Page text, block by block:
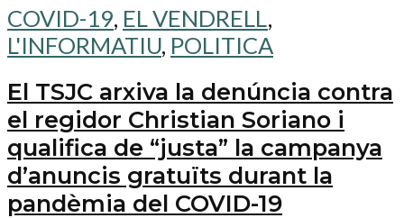
COVID-19, EL VENDRELL ,
L'INFORMATIU, POLITICA
El TSJC arxiva la denúncia contra
el regidor Christian Soriano i
qualifica de “justa” la campanya
d’anuncis gratuïts durant la
pandèmia del COVID-19